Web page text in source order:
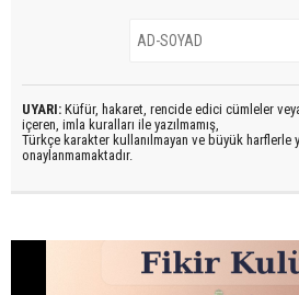
UYARI: Küfür, hakaret, rencide edici cümleler
içeren, imla kuralları ile yazılmamış,
Türkçe karakter kullanılmayan ve büyük harflerle
onaylanmamaktadır.